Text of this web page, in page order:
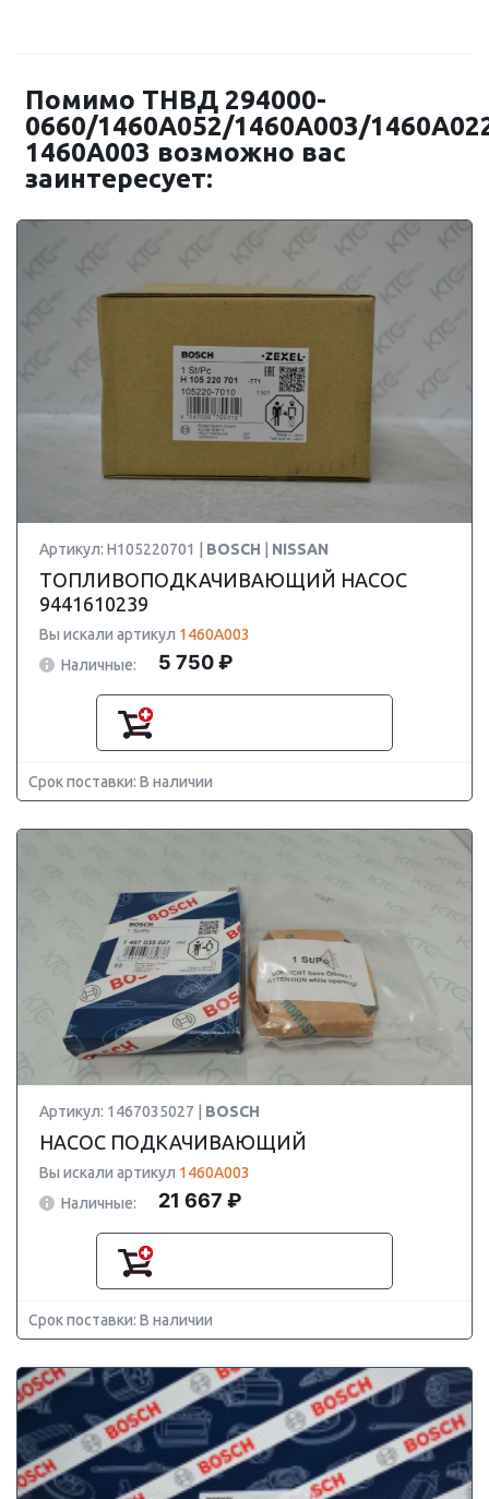
Помимо ТНВД 294000-
0660/1460A052/1460A003/
1460A003 возможно вас
заинтересует:
Артикул: H105220701 | BOSCH NISSAN
ТОПЛИВОПОДКАЧИВАЮЩИЙ НАСОС
9441610239
Вы искали артикул 1460A003
Наличные:
5 750 ₽
Срок поставки: В наличии
Артикул: 1467035027 | BOSCH
НАСОС ПОДКАЧИВАЮЩИЙ
Вы искали артикул 1460A003
Наличные:
21 667 ₽
Срок поставки: В наличии